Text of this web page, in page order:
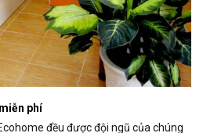
phí
đều được đội ngũ của chúng